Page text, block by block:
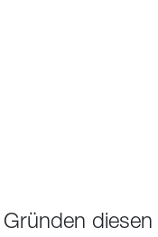
diesen